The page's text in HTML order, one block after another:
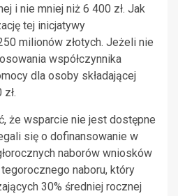
i nie mniej niż 6 400 zł. Jak
tej inicjatywy
milionów złotych. Jeżeli nie
współczynnika
dla osoby składającej
że wsparcie nie jest dostępne
się o dofinansowanie w
naborów wniosków
naboru, który
30% średniej rocznej